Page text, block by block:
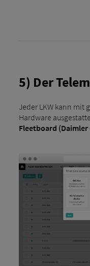
5) Der
Jeder LKW kann mit
Hardware
Fleetboard (Daimler